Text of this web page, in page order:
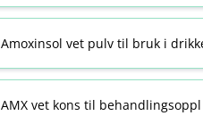
Amoxinsol vet pulv til bruk i
AMX vet kons til